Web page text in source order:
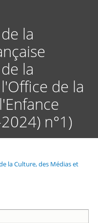
la
la
de la
n°1)
la Culture, des Médias et